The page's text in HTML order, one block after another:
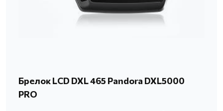
Брелок LCD DXL 465 Pandora DXL5000
PRO